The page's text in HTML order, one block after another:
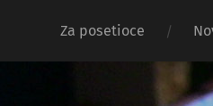
Za posetioce